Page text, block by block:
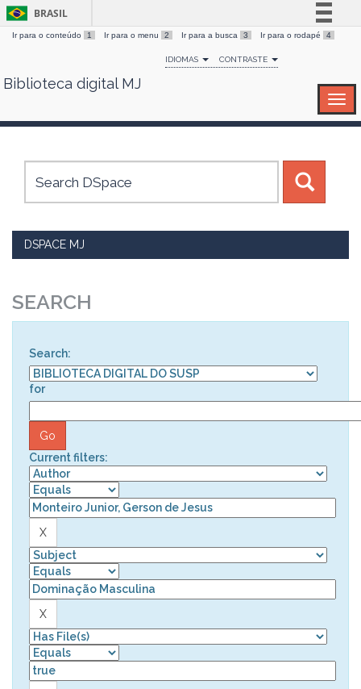
Skip
BRASIL
Simplifique!
Comunica BR
Canais
Ir para o conteúdo 1 Ir para o menu 2 Ir para a busca 3 Ir para o rodapé 4
IDIOMAS CONTRASTE
Biblioteca digital MJ
DSPACE MJ
SEARCH
Search:
for
Current filters: